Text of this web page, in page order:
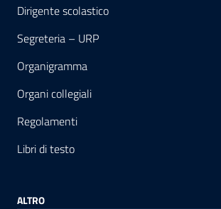
Dirigente scolastico
Segreteria – URP
Organigramma
Organi collegiali
Regolamenti
Libri di testo
ALTRO